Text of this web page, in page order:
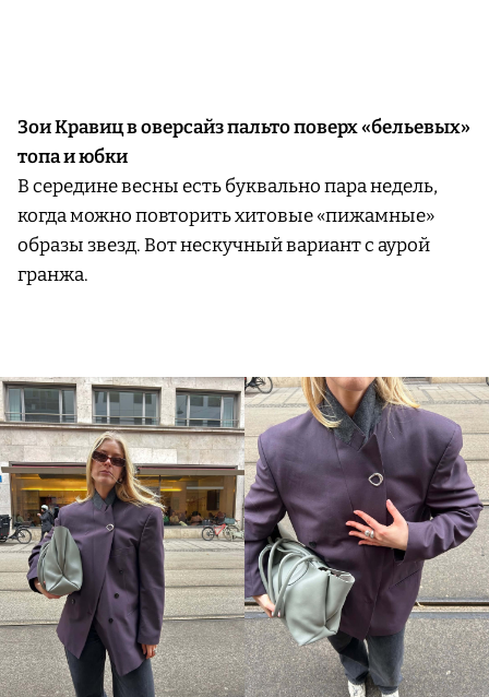
Зои Кравиц в оверсайз пальто поверх «бельевых»
топа и юбки
В середине весны есть буквально пара недель,
когда можно повторить хитовые «пижамные»
образы звезд. Вот нескучный вариант с аурой
гранжа.